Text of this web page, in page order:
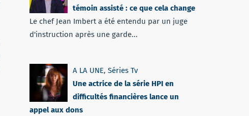
témoin assisté : ce que cela change
Le chef Jean Imbert a été entendu par un juge
d'instruction après une garde...
A LA UNE, Séries Tv
Une actrice de la série HPI en
difficultés financières lance un
appel aux dons